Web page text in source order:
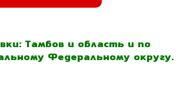
Тамбов и область и по
Федеральному округу.